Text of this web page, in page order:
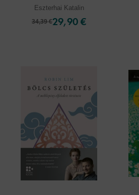
Eszterhai Katalin
34,39 €29,90 €